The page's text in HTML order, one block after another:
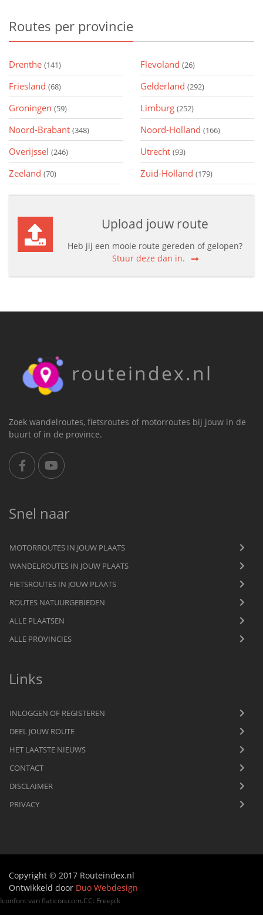
Routes per provincie
Drenthe (141) Flevoland (26)
Friesland (68) Gelderland (292)
Groningen (59) Limburg (252)
Noord-Brabant (348) Noord-Holland (166)
Overijssel (246) Utrecht (93)
Zeeland (70) Zuid-Holland (179)
Upload jouw route
Heb jij een mooie route gereden of gelopen?
Stuur deze dan in.
routeindex.nl
Zoek wandelroutes, fietsroutes of motorroutes bij jouw in de
buurt of in de province.
Snel naar
MOTORROUTES IN JOUW PLAATS
WANDELROUTES IN JOUW PLAATS
FIETSROUTES IN JOUW PLAATS
ROUTES NATUURGEBIEDEN
ALLE PLAATSEN
ALLE PROVINCIES
Links
INLOGGEN OF REGISTEREN
DEEL JOUW ROUTE
HET LAATSTE NIEUWS
CONTACT
DISCLAIMER
PRIVACY
Copyright © 2017 Routeindex.nl
Ontwikkeld door Duo Webdesign
Iconfont vanflaticon.com.CC: Freepik